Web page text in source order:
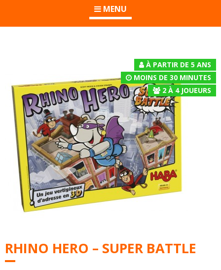
MENU
À PARTIR DE 5 ANS
MOINS DE 30 MINUTES
2 À 4JOUEURS
RHINO HERO – SUPER BATTLE